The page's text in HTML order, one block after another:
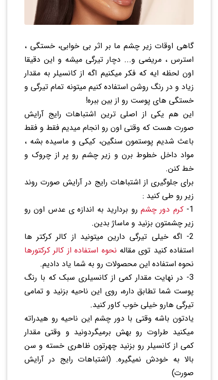
گاهی اوقات زیر چشم ما بر اثر بی خوابی، خستگی ،
استرس ، مریضی و... دچار تیرگی میشه و این دقیقا
اون لحظه ایه که فکر میکنیم اگه از کانسیلر به مقدار
زیاد و در رنگ روشن استفاده کنیم میتونه تمام تیرگی و
خستگی های پوست رو از بین ببره!
این هم یکی از اصلی ترین اشتباهات رایج آرایش
صورت هست که وقتی اون رو انجام میدیم فقط و فقط
باعث شدیم پوستمون سنگین، کیکی و ماسیده بشه ،
مواد داخل خطوط برن و زیر چشم رو پر از چروک و
خط کنن.
برای جلوگیری از اشتباهات رایج در آرایش صورت روند
زیر رو طی کنید :
1- کرم دور چشم رو بردارید به اندازه ی عدس اون رو
زیر چشمتون بزنید و ماساژ بدین.
2- اگه خیلی تیرگی دارین میتونید از کالر کرکتر ها
استفاده کنید توی مقاله نحوه استفاده از کالر کرکتورها
نحوه استفاده این محصولات رو به شما یاد دادیم.
3- در نهایت مقدار کمی از کانسیلری سبک که با رنگ
پوست شما تطابق داره، روی این ناحیه بزنید و تمامی
تیرگی هارو خیلی خوب کاور کنید.
یادتون باشه وقتی با دور چشم این ناحیه رو هیدراته
میکنید طراوت رو بهش برمیگردونید و وقتی مقدار
کمی از کانسیلر رو بزنید چهرتون ظاهری خسته و سن
بالا به خودش نمیگیره. (اشتباهات رایج در آرایش
صورت)